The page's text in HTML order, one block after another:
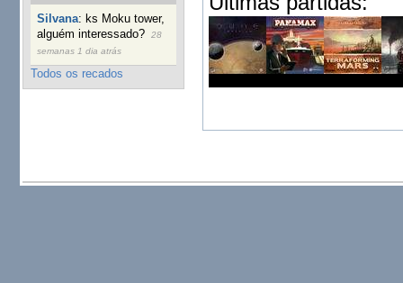
Silvana: ks Moku tower,
alguém interessado?
28
semanas 1 dia atrás
Todos os recados